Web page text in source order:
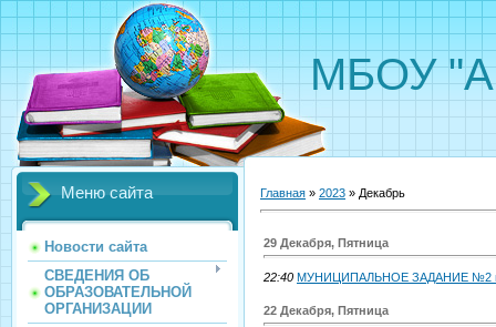
МБОУ
Меню сайта
Новости сайта
СВЕДЕНИЯ ОБ
ОБРАЗОВАТЕЛЬНОЙ
ОРГАНИЗАЦИИ
Главная » 2023 » Декабрь
29 Декабря, Пятница
22:40 МУНИЦИПАЛЬНОЕ ЗАДАНИЕ №2 на
22 Декабря, Пятница